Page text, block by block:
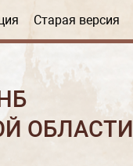
Старая версия
ОБЛАСТИ